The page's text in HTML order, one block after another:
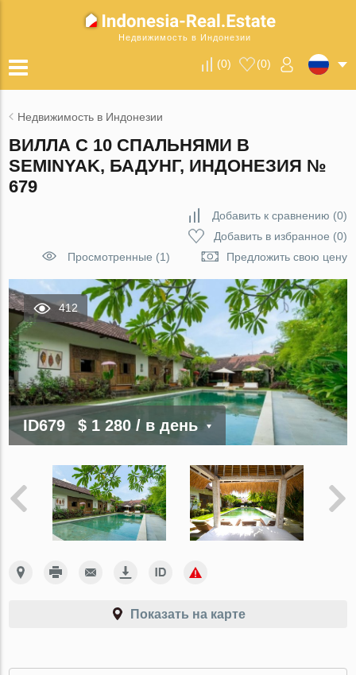
Недвижимость в Индонезии
(0) (0)
Недвижимость в Индонезии
ВИЛЛА С 10 СПАЛЬНЯМИ В
SEMINYAK, БАДУНГ, ИНДОНЕЗИЯ №
679
Добавить к сравнению (0)
Добавить в избранное (0)
Просмотренные (1)
Предложить свою цену
412
ID679 $ 1 280/ в день
Показать на карте